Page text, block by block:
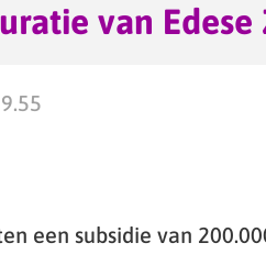
van
een subsidie van